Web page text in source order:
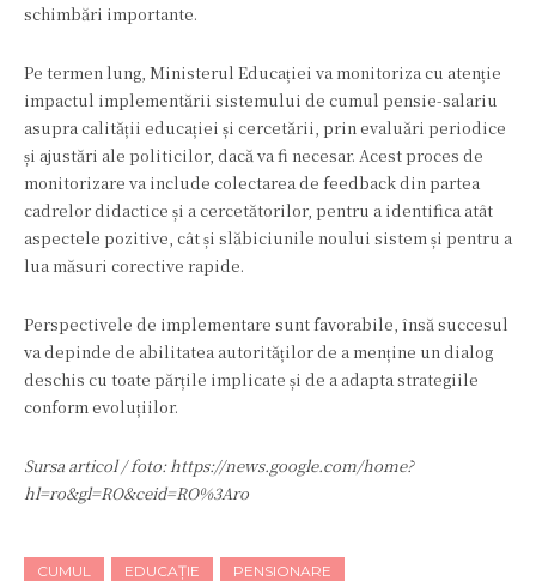
schimbări importante.
Pe termen lung, Ministerul Educației va monitoriza cu atenție
impactul implementării sistemului de cumul pensie-salariu
asupra calității educației și cercetării, prin evaluări periodice
și ajustări ale politicilor, dacă va fi necesar. Acest proces de
monitorizare va include colectarea de feedback din partea
cadrelor didactice și a cercetătorilor, pentru a identifica atât
aspectele pozitive, cât și slăbiciunile noului sistem și pentru a
lua măsuri corective rapide.
Perspectivele de implementare sunt favorabile, însă succesul
va depinde de abilitatea autorităților de a menține un dialog
deschis cu toate părțile implicate și de a adapta strategiile
conform evoluțiilor.
Sursa articol / foto: https://news.google.com/home?
hl=ro&gl=RO&ceid=RO%3Aro
CUMUL EDUCAȚIE PENSIONARE